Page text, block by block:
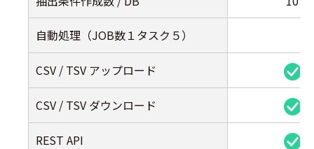
自動処理（JOB数１タスク５）
CSV / TSV アップロード
CSV / TSV ダウンロード
REST API